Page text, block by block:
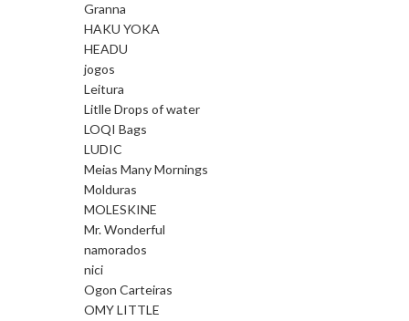
Granna
HAKU YOKA
HEADU
jogos
Leitura
Litlle Drops of water
LOQI Bags
LUDIC
Meias Many Mornings
Molduras
MOLESKINE
Mr. Wonderful
namorados
nici
Ogon Carteiras
OMY LITTLE